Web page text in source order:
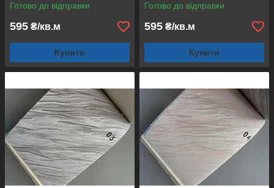
Готово до відправки
595 ₴/кв.м
Купити
Готово до відправки
595 ₴/кв.м
Купити